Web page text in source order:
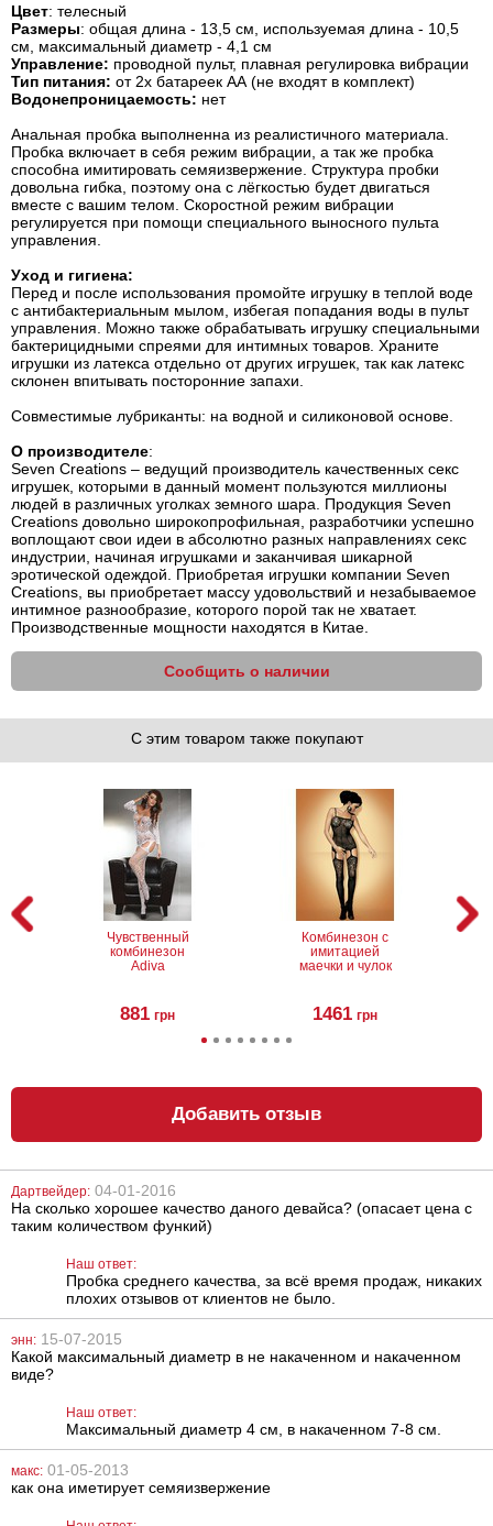
Цвет: телесный
Размеры: общая длина - 13,5 см, используемая длина - 10,5
см, максимальный диаметр - 4,1 см
Управление: проводной пульт, плавная регулировка вибрации
Тип питания: от 2х батареек АА (не входят в комплект)
Водонепроницаемость: нет
Анальная пробка выполненна из реалистичного материала.
Пробка включает в себя режим вибрации, а так же пробка
способна имитировать семяизвержение. Структура пробки
довольна гибка, поэтому она с лёгкостью будет двигаться
вместе с вашим телом. Скоростной режим вибрации
регулируется при помощи специального выносного пульта
управления.
Уход и гигиена:
Перед и после использования промойте игрушку в теплой воде
с антибактериальным мылом, избегая попадания воды в пульт
управления. Можно также обрабатывать игрушку специальными
бактерицидными спреями для интимных товаров. Храните
игрушки из латекса отдельно от других игрушек, так как латекс
склонен впитывать посторонние запахи.
Совместимые лубриканты: на водной и силиконовой основе.
О производителе:
Seven Creations – ведущий производитель качественных секс
игрушек, которыми в данный момент пользуются миллионы
людей в различных уголках земного шара. Продукция Seven
Creations довольно широкопрофильная, разработчики успешно
воплощают свои идеи в абсолютно разных направлениях секс
индустрии, начиная игрушками и заканчивая шикарной
эротической одеждой. Приобретая игрушки компании Seven
Creations, вы приобретает массу удовольствий и незабываемое
интимное разнообразие, которого порой так не хватает.
Производственные мощности находятся в Китае.
Сообщить о наличии
С этим товаром также покупают
Чувственный
комбинезон
Adiva
881 грн
Комбинезон с
имитацией
маечки и чулок
1461 грн
Двухсторонний
фаллоимитатор
Seven Creations
Dong Twin Head
Lavender
756 грн
Анальный
314 грн
Лубрикант на
водной основе
Добавить отзыв
Дартвейдер: 04-01-2016
На сколько хорошее качество даного девайса? (опасает цена с
таким количеством функий)
Наш ответ:
Пробка среднего качества, за всё время продаж, никаких
плохих отзывов от клиентов не было.
энн: 15-07-2015
Какой максимальный диаметр в не накаченном и накаченном
виде?
Наш ответ:
Максимальный диаметр 4 см, в накаченном 7-8 см.
макс: 01-05-2013
как она иметирует семяизвержение